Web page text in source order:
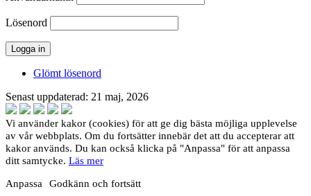
Lösenord
Glömt lösenord
Senast uppdaterad: 21 maj, 2026
Vi använder kakor (cookies) för att ge dig bästa möjliga upplevelse
av vår webbplats. Om du fortsätter innebär det att du accepterar att
kakor används. Du kan också klicka på "Anpassa" för att anpassa
ditt samtycke. Läs mer
Anpassa Godkänn och fortsätt